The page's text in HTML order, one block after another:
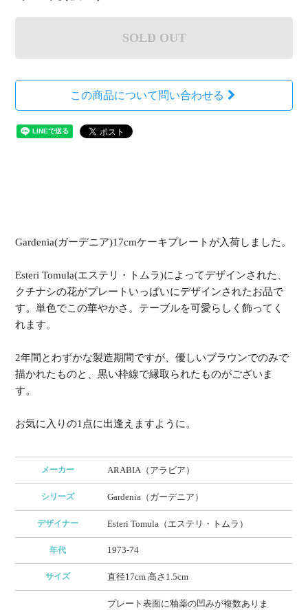
SOLD OUT
この商品について問い合わせる
Gardenia(ガーデニア)17cmケーキプレートが入荷しました。
Esteri Tomula(エステリ・トムラ)によってデザインされた、
クチナシの花がプレートいっぱいにデザインされたお品で
す。単色でこの華やかさ。テーブルを可愛らしく飾ってく
れます。
2年間とわずかな製造期間ですが、優しいブラウンでのみで
描かれたものと、黒い枠線で縁取られたものがございま
す。
お気に入りの1点に出逢えますように。
メーカー ARABIA（アラビア）
シリーズ Gardenia（ガーデニア）
デザイナー Esteri Tomula（エステリ・トムラ）
年代 1973-74
サイズ 直径17cm 高さ1.5cm
プレート表面に釉薬の凹みが複数ありま